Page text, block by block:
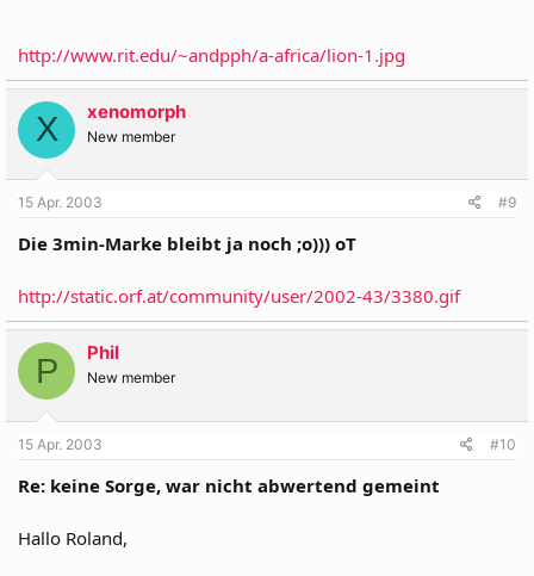
http://www.rit.edu/~andpph/a-africa/lion-1.jpg
X xenomorph
New member
15 Apr. 2003 #9
Die 3min-Marke bleibt ja noch ;o))) oT
http://static.orf.at/community/user/2002-43/3380.gif
P Phil
New member
15 Apr. 2003 #10
Re: keine Sorge, war nicht abwertend gemeint
Hallo Roland,